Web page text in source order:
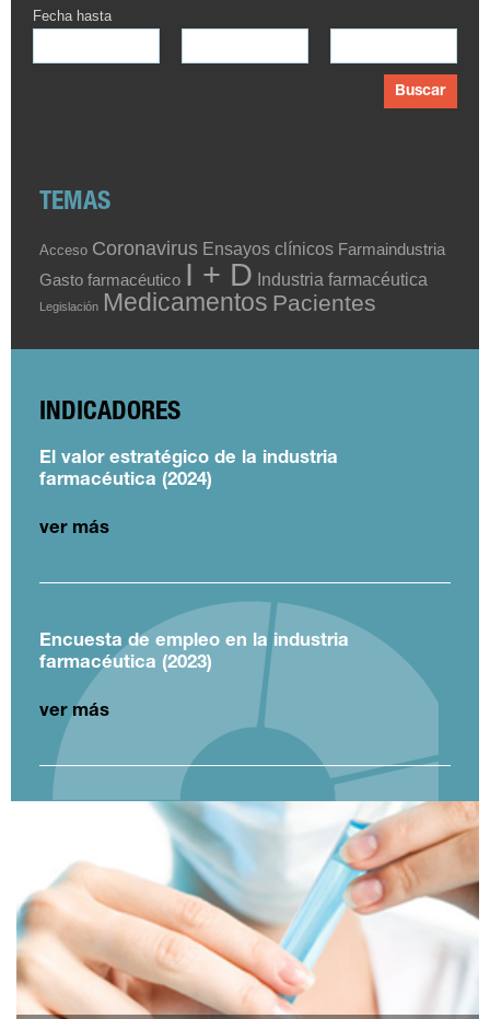
Fecha hasta
Buscar
TEMAS
Acceso Coronavirus Ensayos clínicos Farmaindustria
Gasto farmacéutico I + D Industria farmacéutica
Legislación Medicamentos Pacientes
INDICADORES
El valor estratégico de la industria
farmacéutica (2024)
ver más
Encuesta de empleo en la industria
farmacéutica (2023)
ver más